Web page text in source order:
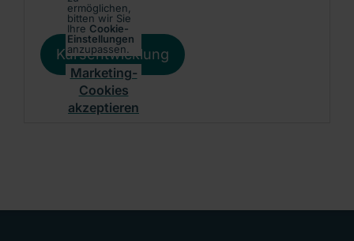
ermöglichen,
bitten wir Sie
Ihre Cookie-
Einstellungen
anzupassen.
Marketing-
Cookies
akzeptieren
Kursentwicklung